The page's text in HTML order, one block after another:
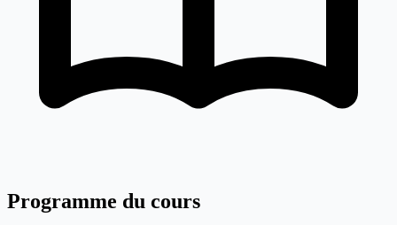
Programme du cours